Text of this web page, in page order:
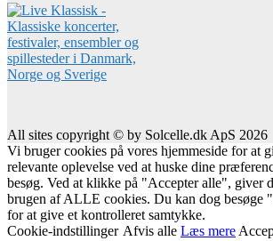
All sites copyright © by Solcelle.dk ApS 2026
Vi bruger cookies på vores hjemmeside for at
relevante oplevelse ved at huske dine
besøg. Ved at klikke på "Accepter alle", giver
brugen af ALLE cookies. Du kan dog besøge
for at give et kontrolleret samtykke.
Cookie-indstillinger Afvis alle Læs mere